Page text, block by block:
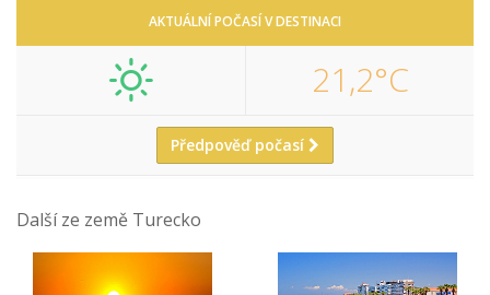
AKTUÁLNÍ POČASÍ V DESTINACI
21,2°C
Předpověď počasí
Další ze země Turecko